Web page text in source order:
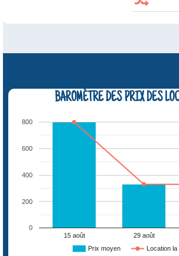
BAROMÈTRE DES PRIX DES
Prix moyen Location
15 août 29 août
0
200
400
600
800